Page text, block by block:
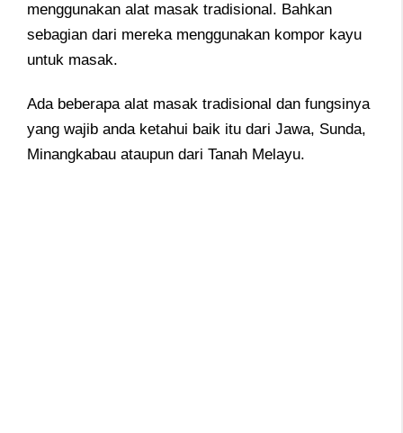
menggunakan alat masak tradisional. Bahkan
sebagian dari mereka menggunakan kompor kayu
untuk masak.
Ada beberapa alat masak tradisional dan fungsinya
yang wajib anda ketahui baik itu dari Jawa, Sunda,
Minangkabau ataupun dari Tanah Melayu.